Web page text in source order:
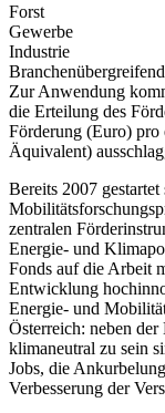
Forst
Gewerbe
Industrie
Branchenübergreifend
Zur Anwendung
die Erteilung des
Förderung (Euro)
Äquivalent)
Bereits 2007
zentralen
Energie- und
Fonds auf die Arbeit
Entwicklung
Energie- und
Österreich: neben
klimaneutral zu sein
Jobs, die
Verbesserung der